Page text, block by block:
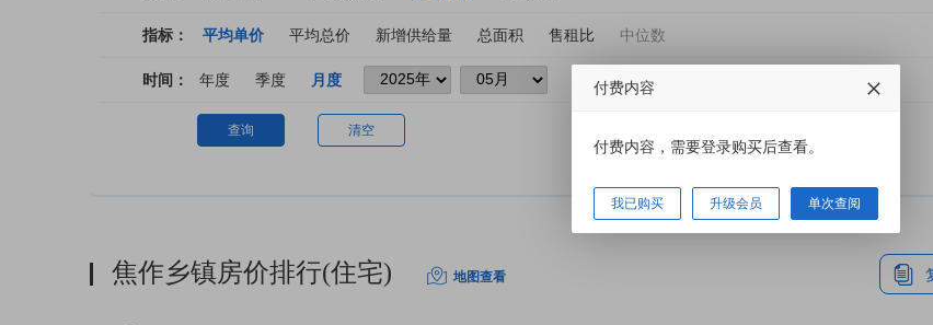
指标： 平均单价 平均总价 新增供给量 总面积 售租比 中位数
时间： 年度 季度 月度
查询 清空
焦作乡镇房价排行(住宅) 地图查看
付费内容
付费内容，需要登录购买后查看。
我已购买 升级会员 单次查阅